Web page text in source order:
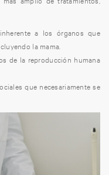
a los órganos que
la mama.
de la reproducción humana
que necesariamente se